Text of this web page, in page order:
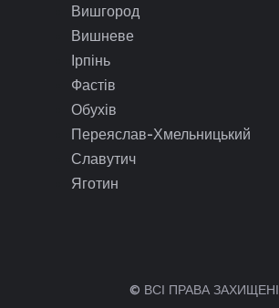
Вишгород
Вишневе
Ірпінь
Фастів
Обухів
Переяслав-Хмельницький
Славутич
Яготин
© ВСІ ПРАВА ЗАХИЩЕНІ